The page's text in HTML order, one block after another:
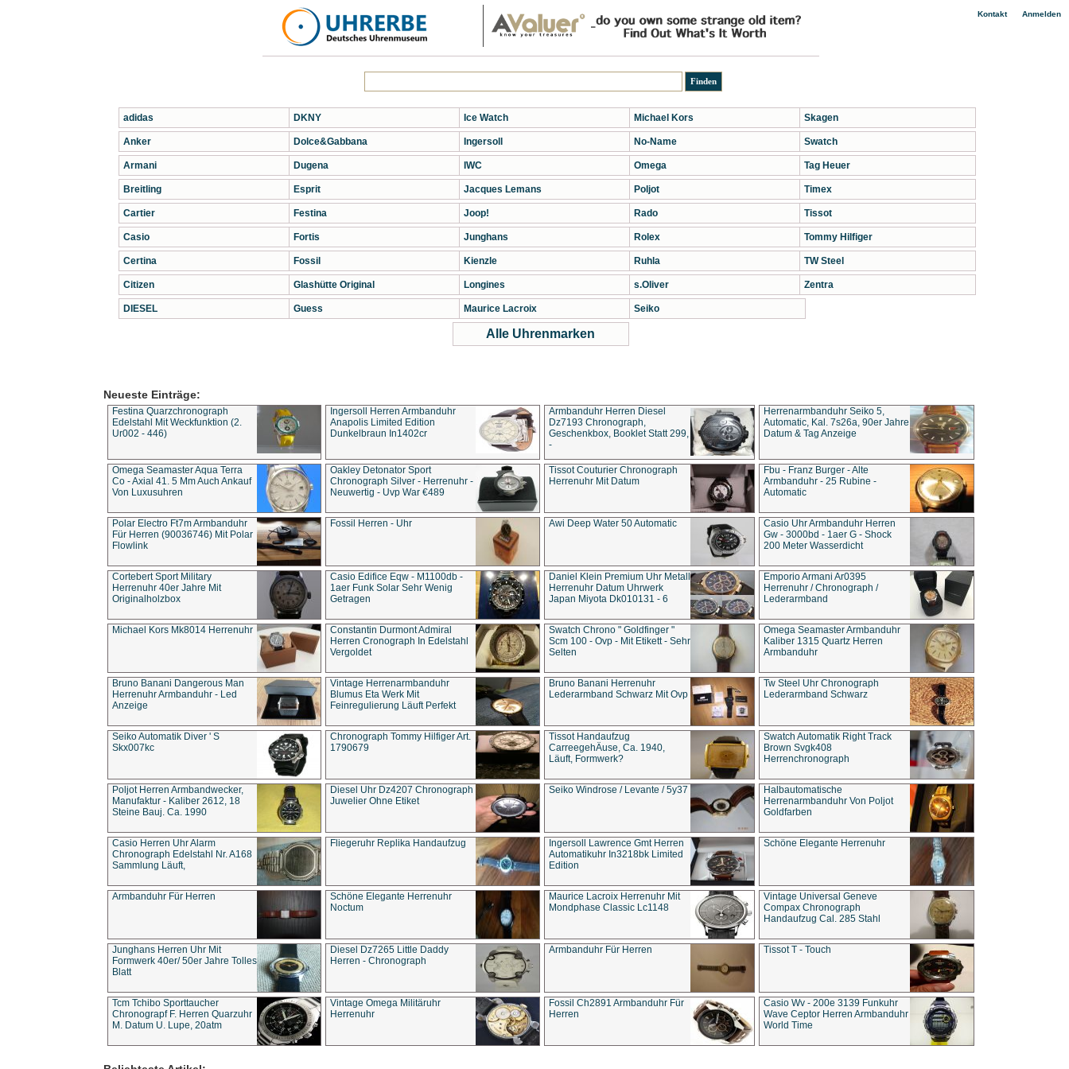
Kontakt| Anmelden
adidas
Anker
Armani
Breitling
Cartier
Casio
Certina
Citizen
DIESEL
DKNY
Dolce&Gabbana
Dugena
Esprit
Festina
Fortis
Fossil
Glashütte Original
Guess
Ice Watch
Ingersoll
IWC
Jacques Lemans
Joop!
Junghans
Kienzle
Longines
Maurice Lacroix
Michael Kors
No-Name
Omega
Poljot
Rado
Rolex
Ruhla
s.Oliver
Seiko
Skagen
Swatch
Tag Heuer
Timex
Tissot
Tommy Hilfiger
TW Steel
Zentra
Alle Uhrenmarken
Neueste Einträge:
Festina Quarzchronograph
Edelstahl Mit Weckfunktion (2.
Ur002 - 446)
Ingersoll Herren Armbanduhr
Anapolis Limited Edition
Dunkelbraun In1402cr
Armbanduhr Herren Diesel
Dz7193 Chro­no­graph,
Geschenkbox, Booklet Statt 299,
-
Herrenarmbanduhr Seiko 5,
Automatic, Kal. 7s26a, 90er Jahre
Datum & Tag Anzeige
Omega Seamaster Aqua Terra
Co - Axial 41. 5 Mm Auch Ankauf
Von Luxusuhren
Oakley Detonator Sport
Chronograph Silver - Herrenuhr -
Neuwertig - Uvp War €489
Tissot Couturier Chronograph
Herrenuhr Mit Datum
Fbu - Franz Burger - Alte
Armbanduhr - 25 Rubine -
Automatic
Polar Electro Ft7m Armbanduhr
Für Herren (90036746) Mit Polar
Flowlink
Fossil Herren - Uhr Awi Deep Water 50 Automatic
Casio Uhr Armbanduhr Herren
Gw - 3000bd - 1aer G - Shock
200 Meter Wasserdicht
Cortebert Sport Military
Herrenuhr 40er Jahre Mit
Originalholzbox
Casio Edifice Eqw - M1100db -
1aer Funk Solar Sehr Wenig
Getragen
Daniel Klein Premium Uhr Metall
Herrenuhr Datum Uhrwerk
Japan Miyota Dk010131 - 6
Emporio Armani Ar0395
Herrenuhr / Chronograph /
Lederarmband
Michael Kors Mk8014 Herrenuhr
Constantin Durmont Admiral
Herren Cronograph In Edelstahl
Vergoldet
Swatch Chrono " Goldfinger "
Scm 100 - Ovp - Mit Etikett - Sehr
Selten
Omega Seamaster Armbanduhr
Kaliber 1315 Quartz Herren
Armbanduhr
Bruno Banani Dangerous Man
Herrenuhr Armbanduhr - Led
Anzeige
Vintage Herrenarmbanduhr
Blumus Eta Werk Mit
Feinregulierung Läuft Perfekt
Bruno Banani Herrenuhr
Lederarmband Schwarz Mit Ovp
Tw Steel Uhr Chronograph
Lederarmband Schwarz
Seiko Automatik Diver ' S
Skx007kc
Chronograph Tommy Hilfiger Art.
1790679
Tissot Handaufzug
CarreegehÄuse, Ca. 1940,
Läuft, Formwerk?
Swatch Automatik Right Track
Brown Svgk408
Herrenchronograph
Poljot Herren Armbandwecker,
Manufaktur - Kaliber 2612, 18
Steine Bauj. Ca. 1990
Diesel Uhr Dz4207 Chronograph
Juwelier Ohne Etiket
Seiko Windrose / Levante / 5y37
Halbautomatische
Herrenarmbanduhr Von Poljot
Goldfarben
Casio Herren Uhr Alarm
Chronograph Edelstahl Nr. A168
Sammlung Läuft,
Fliegeruhr Replika Handaufzug
Ingersoll Lawrence Gmt Herren
Automatikuhr In3218bk Limited
Edition
Schöne Elegante Herrenuhr
Armbanduhr Für Herren
Schöne Elegante Herrenuhr
Noctum
Maurice Lacroix Herrenuhr Mit
Mondphase Classic Lc1148
Vintage Universal Geneve
Compax Chronograph
Handaufzug Cal. 285 Stahl
Junghans Herren Uhr Mit
Formwerk 40er/ 50er Jahre Tolles
Blatt
Diesel Dz7265 Little Daddy
Herren - Chronograph
Armbanduhr Für Herren Tissot T - Touch
Tcm Tchibo Sporttaucher
Chronograpf F. Herren Quarzuhr
M. Datum U. Lupe, 20atm
Vintage Omega Militäruhr
Herrenuhr
Fossil Ch2891 Armbanduhr Für
Herren
Casio Wv - 200e 3139 Funkuhr
Wave Ceptor Herren Armbanduhr
World Time